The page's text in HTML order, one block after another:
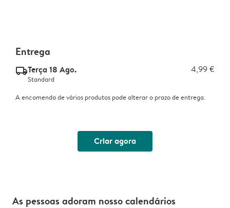
Entrega
delivery_standard_v2Terça 18 Ago. 4,99 €
Standard
A encomenda de vários produtos pode alterar o prazo de entrega.
Criar agora
As pessoas adoram nosso calendários